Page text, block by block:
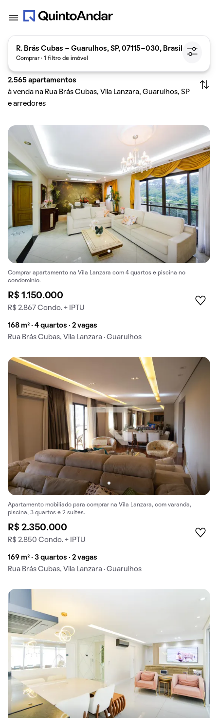
R. Brás Cubas - Guarulhos, SP, 07115-030, Brasil
Comprar · 1 filtro de imóvel
2.565 apartamentos
à venda na Rua Brás Cubas, Vila Lanzara, Guarulhos, SP
e arredores
Comprar apartamento na Vila Lanzara com 4 quartos e piscina no
condomínio.
R$ 1.150.000
R$ 2.867 Condo. + IPTU
168 m² · 4 quartos · 2 vagas
Rua Brás Cubas, Vila Lanzara · Guarulhos
Apartamento mobiliado para comprar na Vila Lanzara, com varanda,
piscina, 3 quartos e 2 suítes.
R$ 2.350.000
R$ 2.850 Condo. + IPTU
169 m² · 3 quartos · 2 vagas
Rua Brás Cubas, Vila Lanzara · Guarulhos